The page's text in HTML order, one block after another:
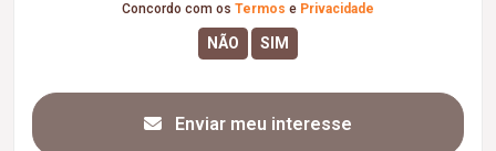
Concordo com os Termos e Privacidade
Enviar meu interesse